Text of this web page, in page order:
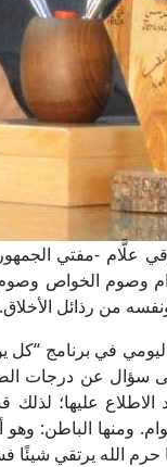
علَّام -مفتي
وصوم الخواص وصوم
من رذائل الأخلاق.
في برنامج
عن درجات
الاطلاع عليها؛
ومنها الباطن: وهو
الله يرتقي